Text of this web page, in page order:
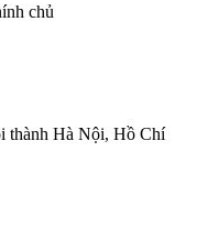
chủ
thành Hà Nội, Hồ Chí